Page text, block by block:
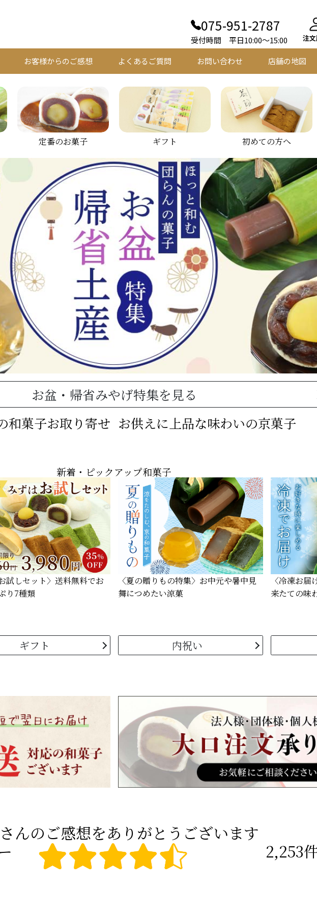
075-951-2787
受付時間 平日10:00～15:00 注
お客様からのご感想 よくあるご質問 お問い合わせ 店舗の地図
定番のお菓子 ギフト 初めての方へ
お盆・帰省みやげ特集を見る
和菓子お取り寄せ お供えに上品な味わいの京菓子
新着・ピックアップ和菓子
試しセット〉 送料無料でお
り7種類
〈夏の贈りもの特集〉 お中元や暑中見
舞につめたい涼菓
〈冷凍お届
来たての味
ギフト 内祝い
んのご感想をありがとうございます
2,253